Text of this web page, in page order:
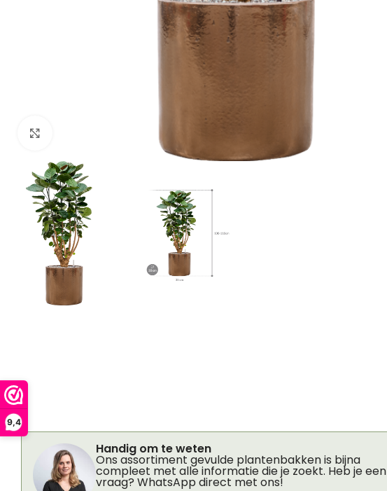
9,4
Handig om te weten
Ons assortiment gevulde plantenbakken is bijna
compleet met alle informatie die je zoekt. Heb je een
vraag? WhatsApp direct met ons!